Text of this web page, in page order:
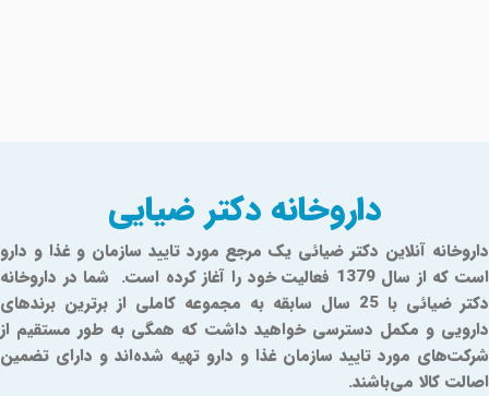
داروخانه دکتر ضیایی
داروخانه آنلاین دکتر ضیائی یک مرجع مورد تایید سازمان و غذا و دارو
است که از سال 1379 فعالیت خود را آغاز کرده است. شما در داروخانه
دکتر ضیائی با 25 سال سابقه به مجموعه کاملی از برترین برندهای
دارویی و مکمل دسترسی خواهید داشت که همگی به طور مستقیم از
شرکت‌های مورد تایید سازمان غذا و دارو تهیه شده‌اند و دارای تضمین
اصالت کالا می‌باشند.